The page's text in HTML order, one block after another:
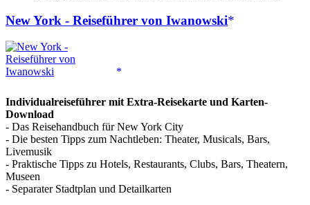
New York - Reiseführer von Iwanowski
Individualreiseführer mit Extra-Reisekarte und Karten-
Download
- Das Reisehandbuch für New York City
- Die besten Tipps zum Nachtleben: Theater, Musicals, Bars,
Livemusik
- Praktische Tipps zu Hotels, Restaurants, Clubs, Bars, Theatern,
Museen
- Separater Stadtplan und Detailkarten